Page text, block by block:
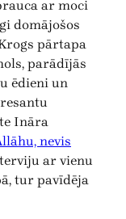
ar moci
domājošos
pārtapa
parādījās
ēdieni un
Ināra
nevis
ar vienu
tur pavīdēja